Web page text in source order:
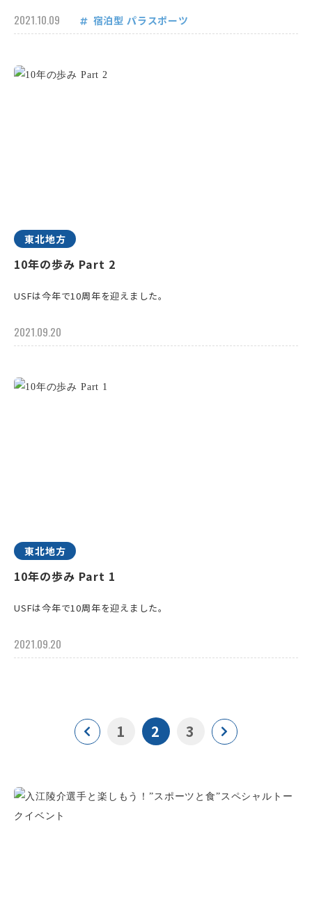
2021.10.09 宿泊型 パラスポーツ
東北地方
10年の歩み Part 2
USFは今年で10周年を迎えました。
2021.09.20
東北地方
10年の歩み Part 1
USFは今年で10周年を迎えました。
2021.09.20
1 2 3